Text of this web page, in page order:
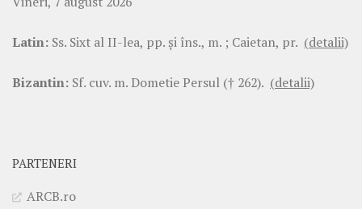
Latin: Ss. Sixt al II-lea, pp. şi îns., m. ; Caietan, pr. (detalii)
Bizantin: Sf. cuv. m. Dometie Persul († 262). (detalii)
PARTENERI
ARCB.ro